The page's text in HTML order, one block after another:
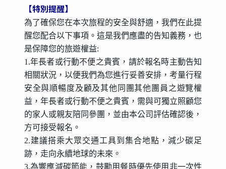
餐廳~法樣工坊~脫鞋子部落共享空間~小米之家
(小米愛玉冰)~部落藝術家~石板屋 k.1N1原創空
間~部落健康中心~禮納里遊客中心。
15:30~帶著滿滿的收穫準備回家了--
16:55~ 左營高鐵站搭乘左營高鐵144車次左營1
6:55發車/台中18:29抵達(依實際訂到班次為主)
(旅客須自行搭車返回台北)。